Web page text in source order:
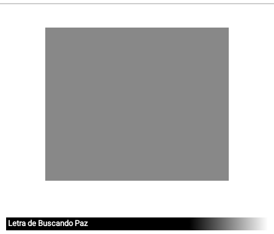
Letra de Buscando Paz